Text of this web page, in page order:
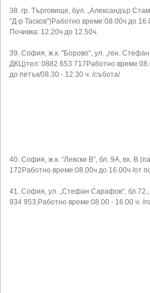
38. гр. Търговище, бул. „Александър
"Д-р Тасков")Работно време:08.00ч до
Почивка: 12.20ч до 12.50ч.
39. София, ж.к. "Борово", ул. „ген.
ДКЦ)тел: 0882 653 717Работно
до петък/08.30 - 12.30 ч. /събота/
40. София, ж.к. “Левски В”, бл. 9А, вх. В
172Работно време:08.00ч до 16.00ч /от
41. София, ул. „Стефан Сарафов“,
934 953,Работно време:08.00 - 16.00 ч. /